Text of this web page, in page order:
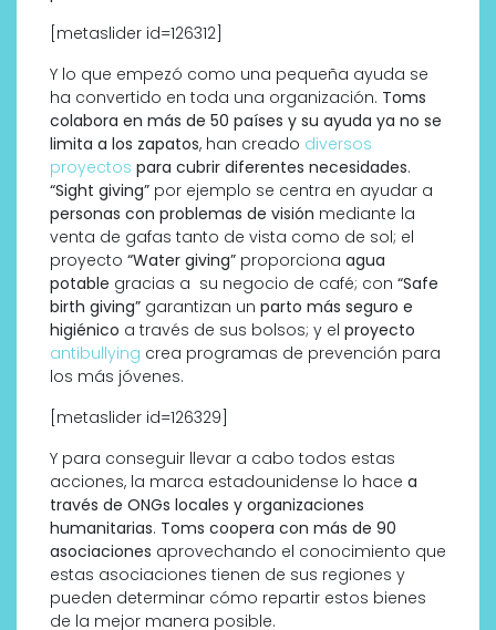
[metaslider id=126312]
Y lo que empezó como una pequeña ayuda se
ha convertido en toda una organización. Toms
colabora en más de 50 países y su ayuda ya no se
limita a los zapatos, han creado diversos
proyectos para cubrir diferentes necesidades.
“Sight giving” por ejemplo se centra en ayudar a
personas con problemas de visión mediante la
venta de gafas tanto de vista como de sol; el
proyecto “Water giving” proporciona agua
potable gracias a su negocio de café; con “Safe
birth giving” garantizan un parto más seguro e
higiénico a través de sus bolsos; y el proyecto
antibullying crea programas de prevención para
los más jóvenes.
[metaslider id=126329]
Y para conseguir llevar a cabo todos estas
acciones, la marca estadounidense lo hace a
través de ONGs locales y organizaciones
humanitarias. Toms coopera con más de 90
asociaciones aprovechando el conocimiento que
estas asociaciones tienen de sus regiones y
pueden determinar cómo repartir estos bienes
de la mejor manera posible.